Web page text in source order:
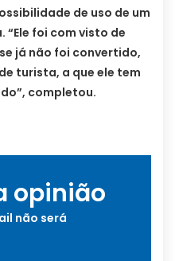
de uso de um
foi com visto de
já não foi convertido,
turista, a que ele tem
completou.
opinião
não será